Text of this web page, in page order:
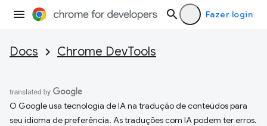
Fazer login
Docs Chrome DevTools
O Google usa tecnologia de IA na tradução de conteúdos para
seu idioma de preferência. As traduções com IA podem ter erros.